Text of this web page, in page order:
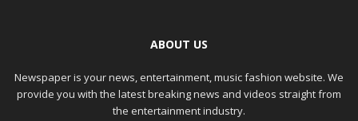
ABOUT US
Newspaper is your news, entertainment, music fashion website. We
provide you with the latest breaking news and videos straight from
the entertainment industry.